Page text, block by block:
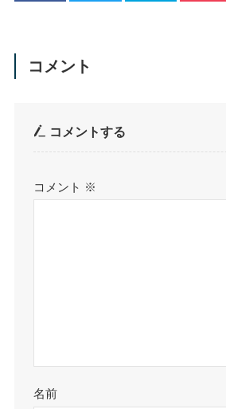
コメント
コメントする
コメント ※
名前